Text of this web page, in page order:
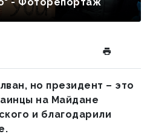
но президент – это
на Майдане
и благодарили